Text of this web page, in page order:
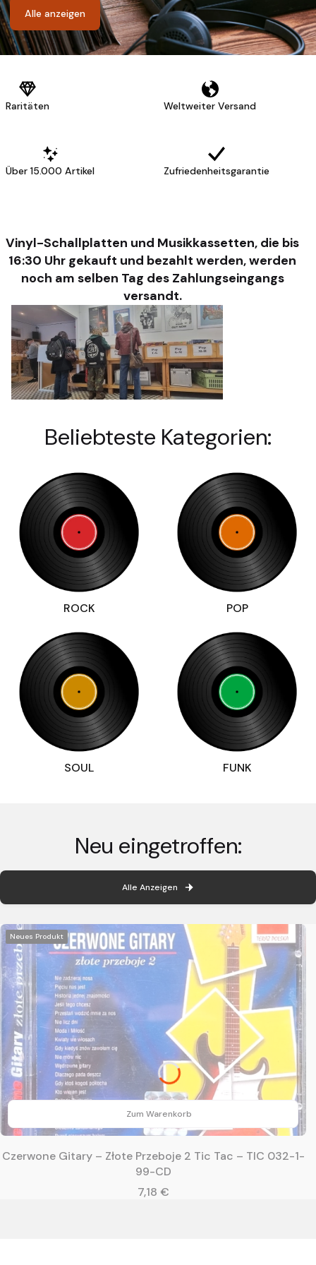
Alle anzeigen
Raritäten Weltweiter Versand
Über 15.000 Artikel Zufriedenheitsgarantie
Vinyl-Schallplatten und Musikkassetten, die bis
16:30 Uhr gekauft und bezahlt werden, werden
noch am selben Tag des Zahlungseingangs
versandt.
Beliebteste Kategorien:
ROCK POP
SOUL FUNK
Neu eingetroffen:
Alle Anzeigen
Neues Produkt
Zum Warenkorb
Czerwone Gitary – Złote Przeboje 2 Tic Tac – TIC 032-1-
99-CD
Preis
7,18 €